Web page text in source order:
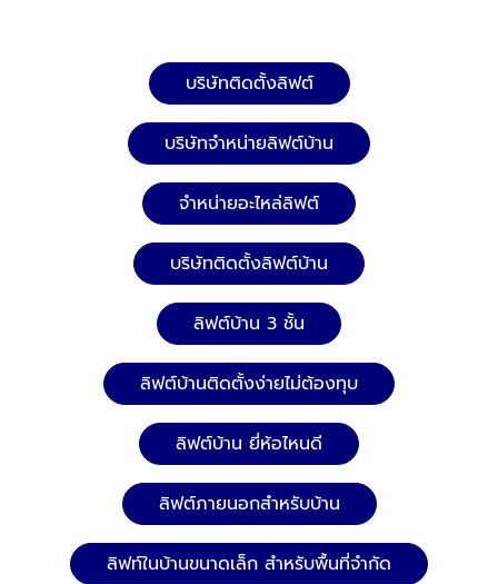
ลิฟต์ บันไดเลื่อน ทางเลื่อน ทางลาดเลื่อนโดยทีมงานมือ
8454, 095-952-7523 Line ID: @npsplus บริษัท
เอ็น.พี.เอส.พลัส จำกัด ผู้ให้บริการครบวงจรด้านงานติด
ตั้งและเปลี่ยนอะไหล่ลิฟต์ - บันไดเลื่อน สามารถดูข้อมูล
บริษัทเพิ่มเติมได้ที่นี้ คลิกดู Company profile บริษัท
เอ็น.พี.เอส.พลัส จำกัด
บริษัทติดตั้งลิฟต์
บริษัทจำหน่ายลิฟต์บ้าน
จำหน่ายอะไหล่ลิฟต์
บริษัทติดตั้งลิฟต์บ้าน
ลิฟต์บ้าน 3 ชั้น
ลิฟต์บ้านติดตั้งง่ายไม่ต้องทุบ
ลิฟต์บ้าน ยี่ห้อไหนดี
ลิฟต์ภายนอกสำหรับบ้าน
ลิฟท์ในบ้านขนาดเล็ก สำหรับพื้นที่จำกัด